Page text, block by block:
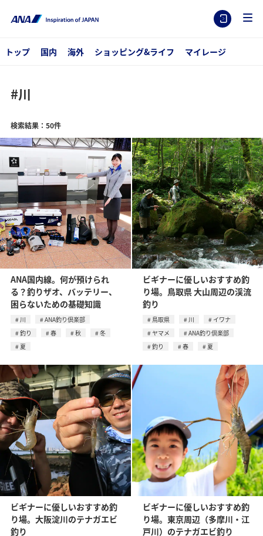
トップ 国内 海外 ショッピング&ライフ マイレージ
#川
検索結果：50件
ANA国内線。何が預けられ
る？釣りザオ、バッテリー、
困らないための基礎知識
川
ANA釣り倶楽部
釣り
春 秋
冬
夏
ビギナーに優しいおすすめ釣
り場。鳥取県 大山周辺の渓流
釣り
鳥取県 川
イワナ
ヤマメ
ANA釣り倶楽部
釣り
春 夏
ビギナーに優しいおすすめ釣
り場。大阪淀川のテナガエビ
釣り
ビギナーに優しいおすすめ釣
り場。東京周辺（多摩川・江
戸川）のテナガエビ釣り